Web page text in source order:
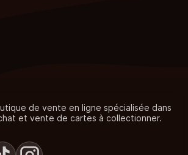
de vente en ligne spécialisée dans
et vente de cartes à collectionner.